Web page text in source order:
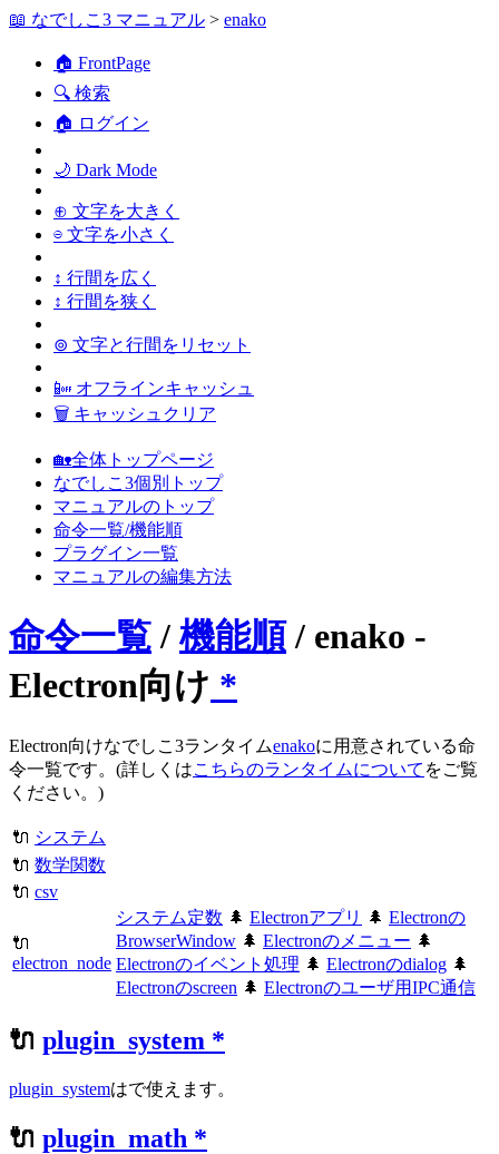
📖 なでしこ3 マニュアル > enako
🏠 FrontPage
🔍 検索
🏠 ログイン
🌙 Dark Mode
⊕ 文字を大きく
⊖ 文字を小さく
↕ 行間を広く
↕ 行間を狭く
⊚ 文字と行間をリセット
📴 オフラインキャッシュ
🗑 キャッシュクリア
🏡全体トップページ
なでしこ3個別トップ
マニュアルのトップ
命令一覧/機能順
プラグイン一覧
マニュアルの編集方法
命令一覧/ 機能順/ enako -
Electron向け *
Electron向けなでしこ3ランタイムenakoに用意されている命
令一覧です。(詳しくはこちらのランタイムについて をご覧
ください。)
🔌 システム
🔌 数学関数
🔌 csv
🔌
electron_node
システム定数 🌲 Electronアプリ 🌲 Electronの
BrowserWindow 🌲 Electronのメニュー 🌲
Electronのイベント処理 🌲 Electronのdialog 🌲
Electronのscreen 🌲 Electronのユーザ用IPC通信
🔌 plugin_system *
plugin_systemはで使えます。
🔌 plugin_math *